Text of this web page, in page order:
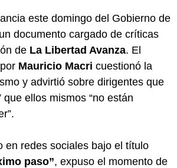
este domingo del Gobierno de
documento cargado de críticas
de La Libertad Avanza. El
Mauricio Macri cuestionó la
y advirtió sobre dirigentes que
que ellos mismos “no están
en redes sociales bajo el título
paso”, expuso el momento de